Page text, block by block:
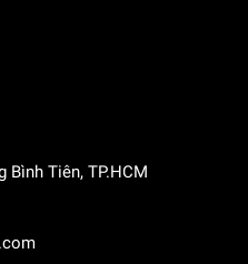
Bình Tiên, TP.HCM